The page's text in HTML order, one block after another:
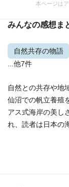
本ページは
みんなの感想ま
自然共存の物語
...他7件
自然との共存や地
仙沼での帆立養殖
アス式海岸の美し
れ、読者は日本の